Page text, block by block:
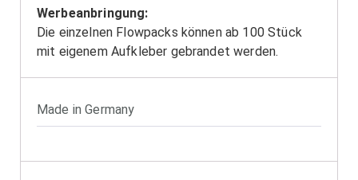
Werbeanbringung:
Die einzelnen Flowpacks können ab 100 Stück
mit eigenem Aufkleber gebrandet werden.
Made in Germany